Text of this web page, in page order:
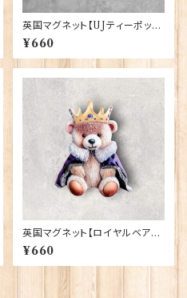
英国マグネット【UJティーポッ
ト】Elgate Products 90030
¥660
英国マグネット【ロイヤルベア】E
lgate Products 90030（799
13）
¥660